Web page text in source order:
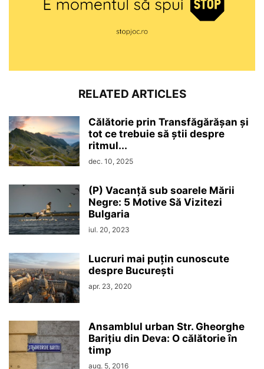
RELATED ARTICLES
Călătorie prin Transfăgărășan și
tot ce trebuie să știi despre
ritmul...
dec. 10, 2025
(P) Vacanță sub soarele Mării
Negre: 5 Motive Să Vizitezi
Bulgaria
iul. 20, 2023
Lucruri mai puțin cunoscute
despre București
apr. 23, 2020
Ansamblul urban Str. Gheorghe
Barițiu din Deva: O călătorie în
timp
aug. 5, 2016